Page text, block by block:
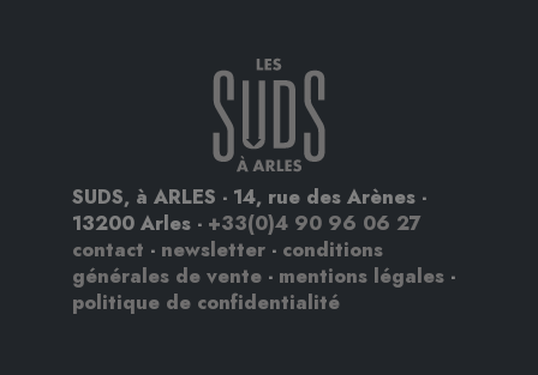
SUDS, à ARLES - 14, rue des Arènes -
13200 Arles - +33(0)4 90 96 06 27
contact - newsletter - conditions
générales de vente - mentions légales -
politique de confidentialité